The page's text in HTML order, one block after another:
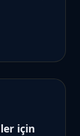
için